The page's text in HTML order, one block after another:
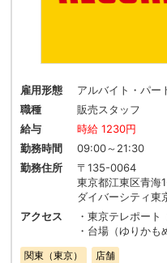
雇用形態
アルバイト・パー
職種
販売スタッフ
給与
時給 1230円
勤務時間
09:00～21:30
勤務住所
〒135-0064
東京都江東区青海
ダイバーシティ
アクセス
・東京テレポー
・台場（ゆりかも
関東（東京） 店舗